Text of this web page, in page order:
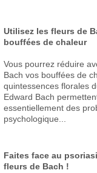
Utilisez les fleurs de
bouffées de chaleur
Vous pourrez réduire
Bach vos bouffées de
quintessences florales
Edward Bach
essentiellement des
psychologique...
Faites face au
fleurs de Bach !